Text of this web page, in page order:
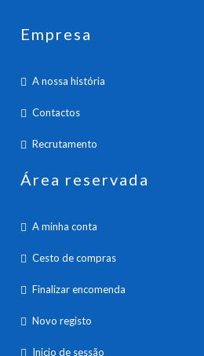
Empresa
A nossa história
Contactos
Recrutamento
Área reservada
A minha conta
Cesto de compras
Finalizar encomenda
Novo registo
Inicio de sessão